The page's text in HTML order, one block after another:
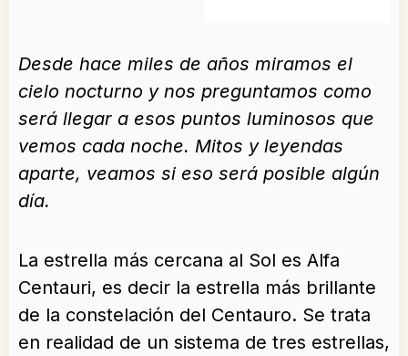
Desde hace miles de años miramos el
cielo nocturno y nos preguntamos como
será llegar a esos puntos luminosos que
vemos cada noche. Mitos y leyendas
aparte, veamos si eso será posible algún
día.
La estrella más cercana al Sol es Alfa
Centauri, es decir la estrella más brillante
de la constelación del Centauro. Se trata
en realidad de un sistema de tres estrellas,